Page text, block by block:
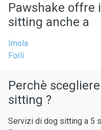
Pawshake offre
sitting anche a
Imola
Forlì
Perchè
sitting ?
Servizi di dog sitting a 5